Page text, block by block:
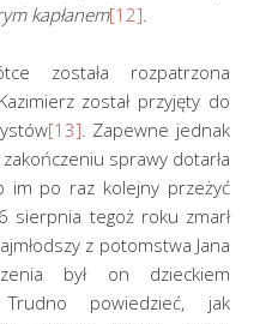
kapłanem[12]
została rozpatrzona
został przyjęty do
[13] . Zapewne jednak
sprawy dotarła
im po raz kolejny przeżyć
sierpnia tegoż roku zmarł
z potomstwa Jana
był on dzieckiem
Trudno powiedzieć, jak